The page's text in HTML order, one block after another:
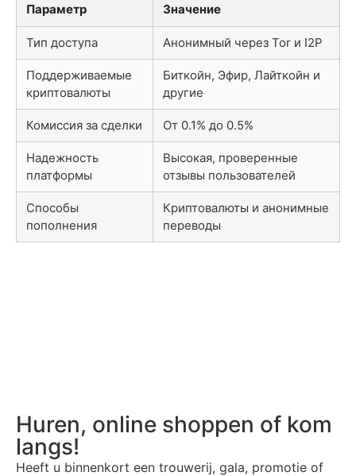
Параметр Значение
Тип доступа Анонимный через Tor и I2P
Поддерживаемые
криптовалюты
Биткойн, Эфир, Лайткойн и
другие
Комиссия за сделки От 0.1% до 0.5%
Надежность
платформы
Высокая, проверенные
отзывы пользователей
Способы
пополнения
Криптовалюты и анонимные
переводы
Huren, online shoppen of kom
langs!
Heeft u binnenkort een trouwerij, gala, promotie of